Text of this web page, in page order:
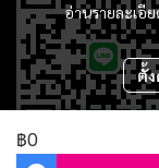
฿0
อ่านรายละเอี
ตั้